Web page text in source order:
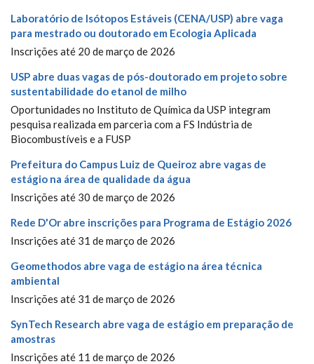
Laboratório de Isótopos Estáveis (CENA/USP) abre vaga
para mestrado ou doutorado em Ecologia Aplicada
Inscrições até 20 de março de 2026
USP abre duas vagas de pós-doutorado em projeto sobre
sustentabilidade do etanol de milho
Oportunidades no Instituto de Química da USP integram
pesquisa realizada em parceria com a FS Indústria de
Biocombustíveis e a FUSP
Prefeitura do Campus Luiz de Queiroz abre vagas de
estágio na área de qualidade da água
Inscrições até 30 de março de 2026
Rede D'Or abre inscrições para Programa de Estágio 2026
Inscrições até 31 de março de 2026
Geomethodos abre vaga de estágio na área técnica
ambiental
Inscrições até 31 de março de 2026
SynTech Research abre vaga de estágio em preparação de
amostras
Inscrições até 11 de março de 2026